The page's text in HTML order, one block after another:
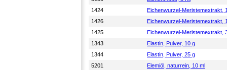
1424
Eichenwurzel-Meristemextrakt,
1426
Eichenwurzel-Meristemextrakt,
1425
Eichenwurzel-Meristemextrakt,
1343
Elastin, Pulver, 10 g
1344
Elastin, Pulver, 25 g
5201
Elemiöl, naturrein, 10 ml